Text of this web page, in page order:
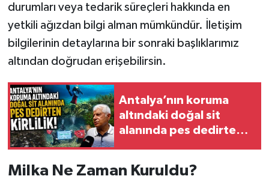
durumları veya tedarik süreçleri hakkında en
yetkili ağızdan bilgi alman mümkündür. İletişim
bilgilerinin detaylarına bir sonraki başlıklarımız
altından doğrudan erişebilirsin.
Antalya’nın koruma
altındaki doğal sit
alanında pes dedirten
Milka Ne Zaman Kuruldu?